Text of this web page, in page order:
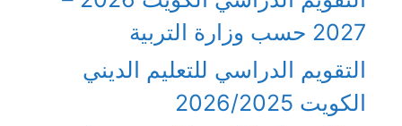
2027 حسب وزارة التربية
التقويم الدراسي للتعليم الديني
الكويت 2026/2025